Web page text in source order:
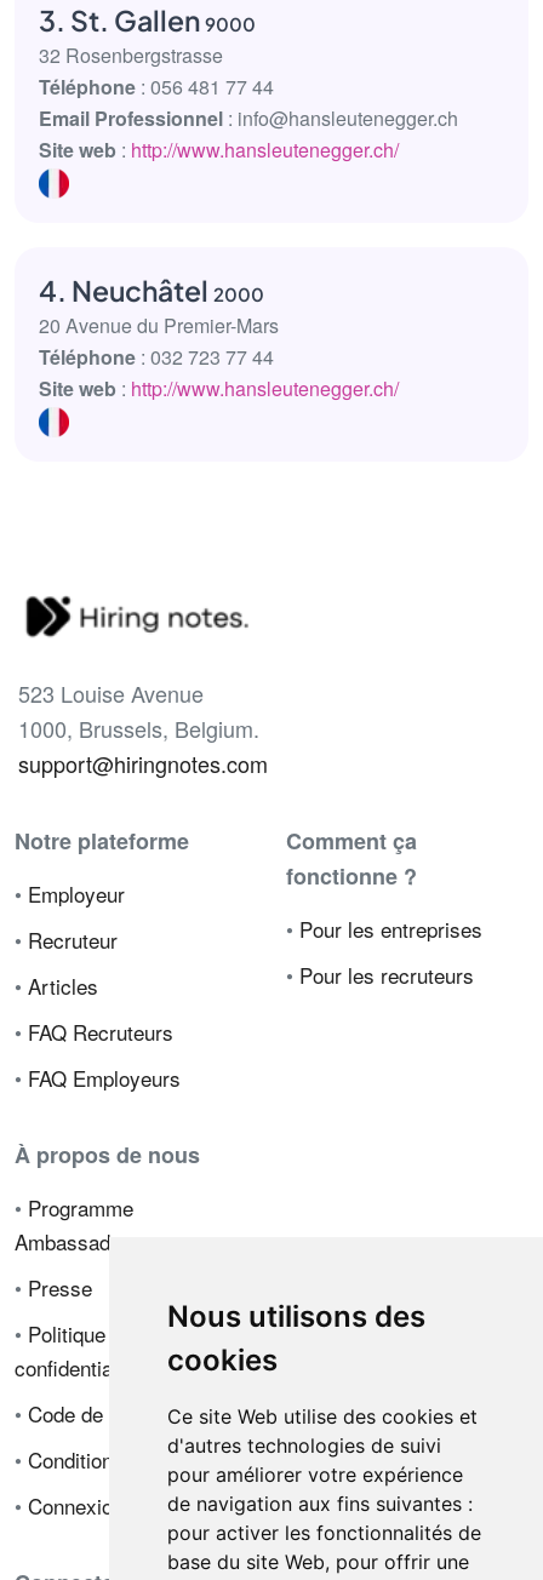
Nous utilisons des
cookies
Ce site Web utilise des cookies et
d'autres technologies de suivi
pour améliorer votre expérience
de navigation aux fins suivantes :
pour activer les fonctionnalités de
base du site Web, pour offrir une
3. St. Gallen 9000
32 Rosenbergstrasse
Téléphone : 056 481 77 44
Email Professionnel : info@hansleutenegger.ch
Site web : http://www.hansleutenegger.ch/
4. Neuchâtel 2000
20 Avenue du Premier-Mars
Téléphone : 032 723 77 44
Site web : http://www.hansleutenegger.ch/
523 Louise Avenue
1000, Brussels, Belgium.
support@hiringnotes.com
Notre plateforme
• Employeur
• Recruteur
• Articles
• FAQ Recruteurs
• FAQ Employeurs
Comment ça
fonctionne ?
• Pour les entreprises
• Pour les recruteurs
À propos de nous
• Programme
Ambassadeur
• Presse
• Politique de
confidentialité
• Code de déontologie
• Conditions de vente
• Connexion